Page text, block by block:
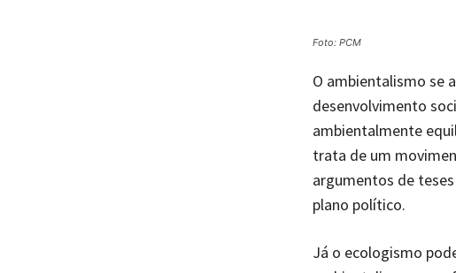
Foto: PCM
O ambientalismo se
desenvolvimento
ambientalmente
trata de um
argumentos de
plano político.
Já o ecologismo